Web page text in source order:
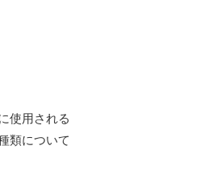
使用される
類について